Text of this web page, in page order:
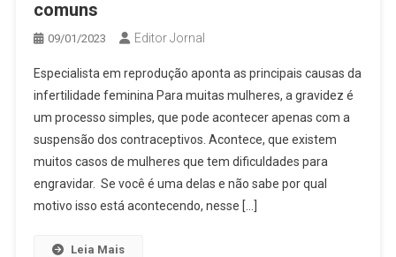
comuns
09/01/2023 Editor Jornal
Especialista em reprodução aponta as principais causas da
infertilidade feminina Para muitas mulheres, a gravidez é
um processo simples, que pode acontecer apenas com a
suspensão dos contraceptivos. Acontece, que existem
muitos casos de mulheres que tem dificuldades para
engravidar. Se você é uma delas e não sabe por qual
motivo isso está acontecendo, nesse […]
Leia Mais